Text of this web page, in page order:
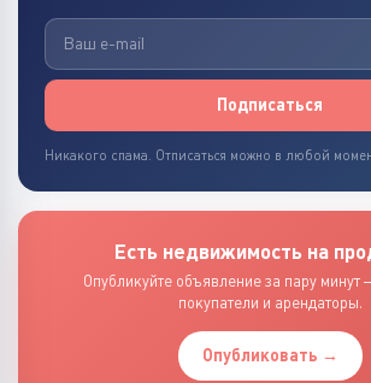
Подписаться
Никакого спама. Отписаться можно в любой
Есть недвижимость на
Опубликуйте объявление за пару минут
покупатели и арендаторы.
Опубликовать →